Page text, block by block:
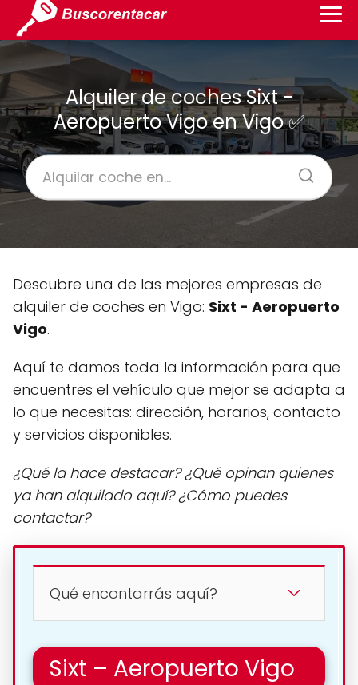
Alquiler de coches Sixt -
Aeropuerto Vigo en Vigo ✅
Descubre una de las mejores empresas de
alquiler de coches en Vigo: Sixt - Aeropuerto
Vigo.
Aquí te damos toda la información para que
encuentres el vehículo que mejor se adapta a
lo que necesitas: dirección, horarios, contacto
y servicios disponibles.
¿Qué la hace destacar? ¿Qué opinan quienes
ya han alquilado aquí? ¿Cómo puedes
contactar?
Qué encontarrás aquí?
Sixt – Aeropuerto Vigo